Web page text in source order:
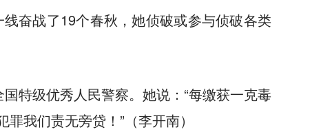
奋战了19个春秋，她侦破或参与侦破各类
特级优秀人民警察。她说：“每缴获一克毒
我们责无旁贷！”（李开南）